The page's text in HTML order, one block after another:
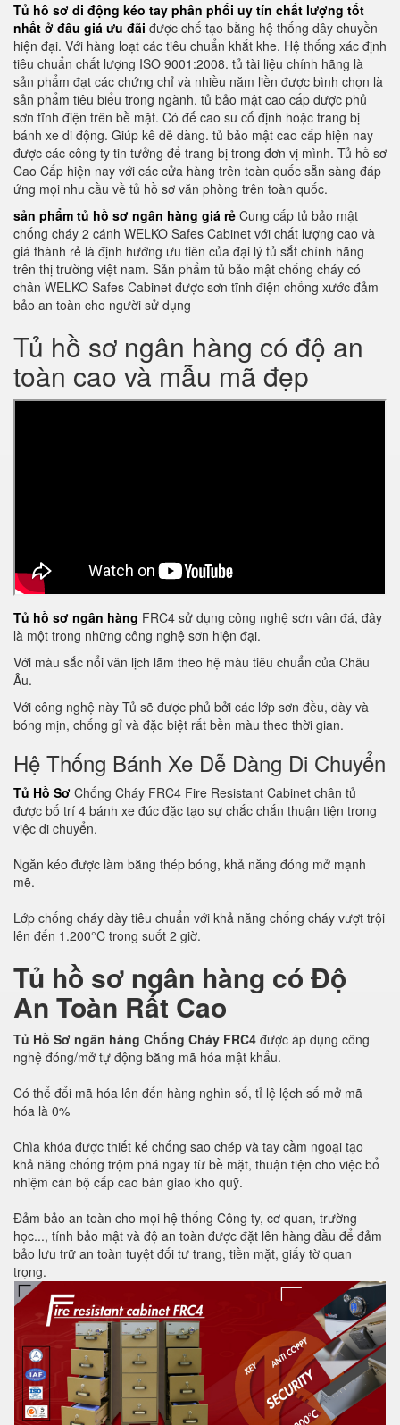
Tủ hồ sơ di động kéo tay phân phối uy tín chất lượng tốt
nhất ở đâu giá ưu đãi được chế tạo bằng hệ thống dây chuyền
hiện đại. Với hàng loạt các tiêu chuẩn khắt khe. Hệ thống xác định
tiêu chuẩn chất lượng ISO 9001:2008. tủ tài liệu chính hãng là
sản phẩm đạt các chứng chỉ và nhiều năm liền được bình chọn là
sản phẩm tiêu biểu trong ngành. tủ bảo mật cao cấp được phủ
sơn tĩnh điện trên bề mặt. Có đế cao su cố định hoặc trang bị
bánh xe di động. Giúp kê dễ dàng. tủ bảo mật cao cấp hiện nay
được các công ty tin tưởng để trang bị trong đơn vị mình. Tủ hồ sơ
Cao Cấp hiện nay với các cửa hàng trên toàn quốc sẵn sàng đáp
ứng mọi nhu cầu về tủ hồ sơ văn phòng trên toàn quốc.
sản phẩm tủ hồ sơ ngân hàng giá rẻ Cung cấp tủ bảo mật
chống cháy 2 cánh WELKO Safes Cabinet với chất lượng cao và
giá thành rẻ là định hướng ưu tiên của đại lý tủ sắt chính hãng
trên thị trường việt nam. Sản phẩm tủ bảo mật chống cháy có
chân WELKO Safes Cabinet được sơn tĩnh điện chống xước đảm
bảo an toàn cho người sử dụng
Tủ hồ sơ ngân hàng có độ an
toàn cao và mẫu mã đẹp
Tủ hồ sơ ngân hàng FRC4 sử dụng công nghệ sơn vân đá, đây
là một trong những công nghệ sơn hiện đại.
Với màu sắc nổi vân lịch lãm theo hệ màu tiêu chuẩn của Châu
Âu.
Với công nghệ này Tủ sẽ được phủ bởi các lớp sơn đều, dày và
bóng mịn, chống gỉ và đặc biệt rất bền màu theo thời gian.
Hệ Thống Bánh Xe Dễ Dàng Di Chuyển
Tủ Hồ Sơ Chống Cháy FRC4 Fire Resistant Cabinet chân tủ
được bố trí 4 bánh xe đúc đặc tạo sự chắc chắn thuận tiện trong
việc di chuyển.
Ngăn kéo được làm bằng thép bóng, khả năng đóng mở mạnh
mẽ.
Lớp chống cháy dày tiêu chuẩn với khả năng chống cháy vượt trội
lên đến 1.200°C trong suốt 2 giờ.
Tủ hồ sơ ngân hàng có Độ
An Toàn Rất Cao
Tủ Hồ Sơ ngân hàng Chống Cháy FRC4 được áp dụng công
nghệ đóng/mở tự động bằng mã hóa mật khẩu.
Có thể đổi mã hóa lên đến hàng nghìn số, tỉ lệ lệch số mở mã
hóa là 0%
Chìa khóa được thiết kế chống sao chép và tay cầm ngoại tạo
khả năng chống trộm phá ngay từ bề mặt, thuận tiện cho việc bổ
nhiệm cán bộ cấp cao bàn giao kho quỹ.
Đảm bảo an toàn cho mọi hệ thống Công ty, cơ quan, trường
học..., tính bảo mật và độ an toàn được đặt lên hàng đầu để đảm
bảo lưu trữ an toàn tuyệt đối tư trang, tiền mặt, giấy tờ quan
trọng.